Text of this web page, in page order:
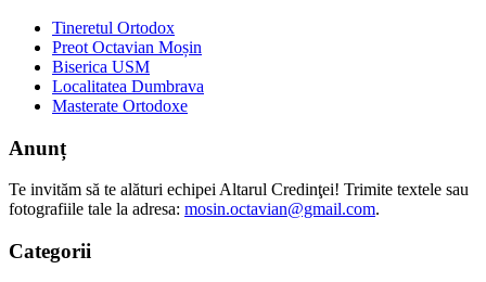
Tineretul Ortodox
Preot Octavian Moșin
Biserica USM
Localitatea Dumbrava
Masterate Ortodoxe
Anunț
Te invităm să te alături echipei Altarul Credinţei! Trimite textele sau
fotografiile tale la adresa: mosin.octavian@gmail.com.
Categorii